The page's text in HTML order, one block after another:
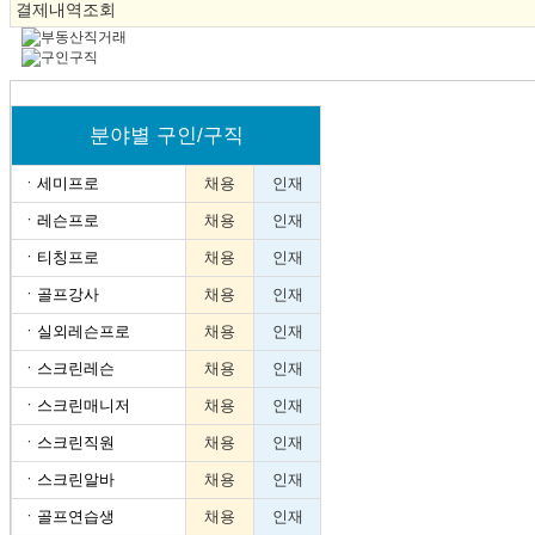
결제내역조회
분야별 구인/구직
ㆍ 세미프로 채용 인재
ㆍ 레슨프로 채용 인재
ㆍ 티칭프로 채용 인재
ㆍ 골프강사 채용 인재
ㆍ 실외레슨프로 채용 인재
ㆍ 스크린레슨 채용 인재
ㆍ 스크린매니저 채용 인재
ㆍ 스크린직원 채용 인재
ㆍ 스크린알바 채용 인재
ㆍ 골프연습생 채용 인재